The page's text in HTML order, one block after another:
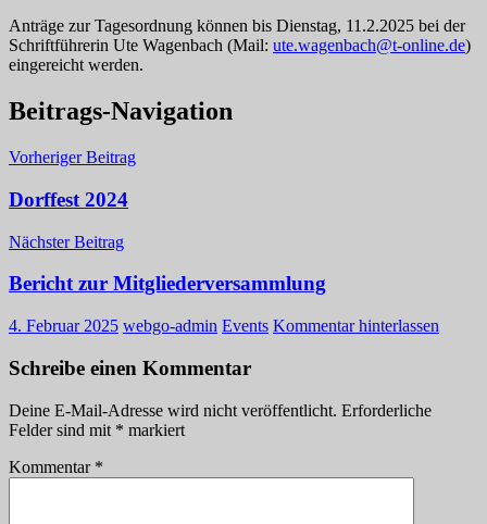
Anträge zur Tagesordnung können bis Dienstag, 11.2.2025 bei der
Schriftführerin Ute Wagenbach (Mail: ute.wagenbach@t-online.de)
eingereicht werden.
Beitrags-Navigation
Vorheriger Beitrag
Dorffest 2024
Nächster Beitrag
Bericht zur Mitgliederversammlung
4. Februar 2025 webgo-admin Events Kommentar hinterlassen
Schreibe einen Kommentar
Deine E-Mail-Adresse wird nicht veröffentlicht. Erforderliche
Felder sind mit * markiert
Kommentar *